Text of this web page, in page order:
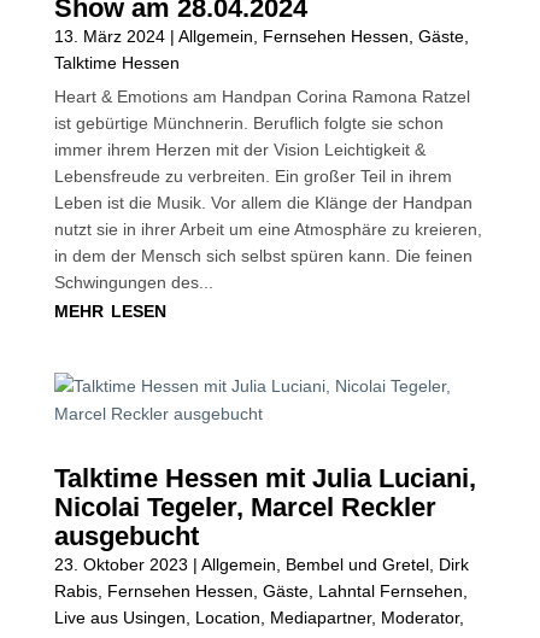
Show am 28.04.2024
13. März 2024| Allgemein Fernsehen Hessen Gäste,
Talktime Hessen
Heart & Emotions am Handpan Corina Ramona Ratzel
ist gebürtige Münchnerin. Beruflich folgte sie schon
immer ihrem Herzen mit der Vision Leichtigkeit &
Lebensfreude zu verbreiten. Ein großer Teil in ihrem
Leben ist die Musik. Vor allem die Klänge der Handpan
nutzt sie in ihrer Arbeit um eine Atmosphäre zu kreieren,
in dem der Mensch sich selbst spüren kann. Die feinen
Schwingungen des...
mehr lesen
Talktime Hessen mit Julia Luciani,
Nicolai Tegeler, Marcel Reckler
ausgebucht
23. Oktober 2023 | Allgemein Bembel und Gretel, Dirk
Rabis, Fernsehen Hessen Gäste, Lahntal Fernsehen
Live aus Usingen
Location Mediapartner, Moderator,